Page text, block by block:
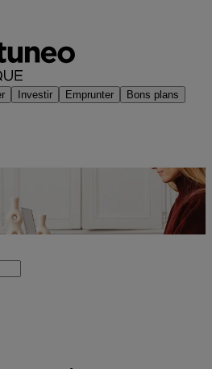
Investir Emprunter
Bons plans